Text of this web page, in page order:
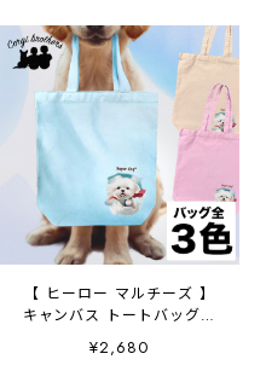
【 ヒーロー マルチーズ 】
キャンバス トートバッグ
犬 ペット うちの子 プ
レゼント ギフト 母の日
¥2,680